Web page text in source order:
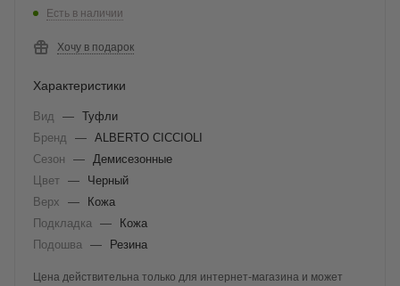
Есть в наличии
Хочу в подарок
Характеристики
Вид — Туфли
Бренд
— ALBERTO CICCIOLI
Сезон
—
Демисезонные
Цвет —
Черный
Верх
—
Кожа
Подкладка
—
Кожа
Подошва
— Резина
Цена действительна только для интернет-магазина и может